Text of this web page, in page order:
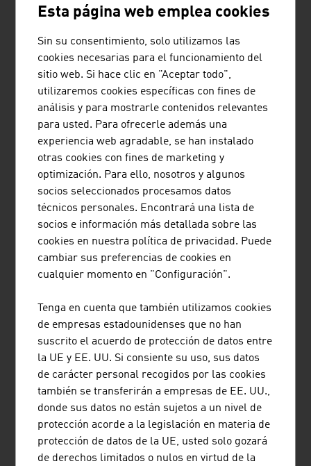
RUTTENSTEINER CONSULTING
DIETMAR ERWIN RUTTENSTEINER
Ruttensteiner Consulting es una agencia de
consultoría de negocios fundada en 1993.
Ruttensteiner ayuda y asiste a sus clientes de
todo el mundo a la hora de constituir empresas
en Austria.
RUTTENSTEINER GMBH
Ruttensteiner Consulting - Market Entry Austria
asiste a clientes de todo el mundo para
facilitarles la entrada al mercado austriaco.
THINK BEYOND CONSULTING GMBH
Esta página web emplea cookies
Sin su consentimiento, solo utilizamos las
cookies necesarias para el funcionamiento del
sitio web. Si hace clic en "Aceptar todo",
utilizaremos cookies específicas con fines de
análisis y para mostrarle contenidos relevantes
para usted. Para ofrecerle además una
experiencia web agradable, se han instalado
otras cookies con fines de marketing y
optimización. Para ello, nosotros y algunos
socios seleccionados procesamos datos
técnicos personales. Encontrará una lista de
socios e información más detallada sobre las
cookies en nuestra política de privacidad. Puede
cambiar sus preferencias de cookies en
cualquier momento en "Configuración".
Tenga en cuenta que también utilizamos cookies
de empresas estadounidenses que no han
suscrito el acuerdo de protección de datos entre
la UE y EE. UU. Si consiente su uso, sus datos
de carácter personal recogidos por las cookies
también se transferirán a empresas de EE. UU.,
donde sus datos no están sujetos a un nivel de
protección acorde a la legislación en materia de
protección de datos de la UE, usted solo gozará
de derechos limitados o nulos en virtud de la